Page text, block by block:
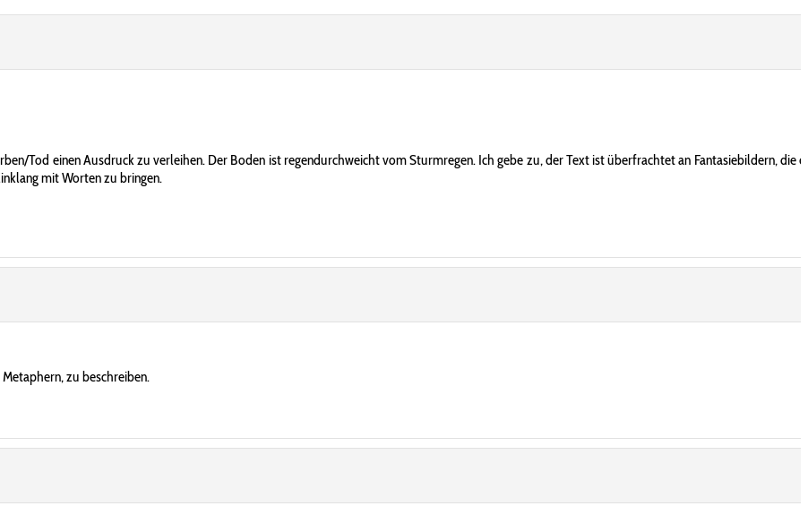
Tod einen Ausdruck zu verleihen. Der Boden ist regendurchweicht vom Sturmregen. Ich gebe zu, der Text ist überfrachtet an Fantasiebildern, die
mit Worten zu bringen.
zu beschreiben.